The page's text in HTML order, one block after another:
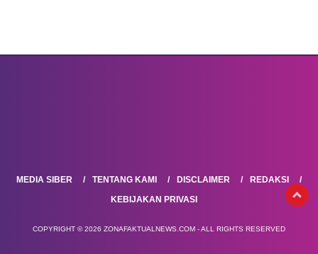
MEDIA SIBER TENTANG KAMI DISCLAIMER
REDAKSI
KEBIJAKAN PRIVASI
COPYRIGHT © 2026 ZONAFAKTUALNEWS.COM - ALL RIGHTS RESERVED